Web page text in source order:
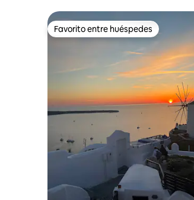
Favorito entre huéspedes
Favorito entre huéspedes